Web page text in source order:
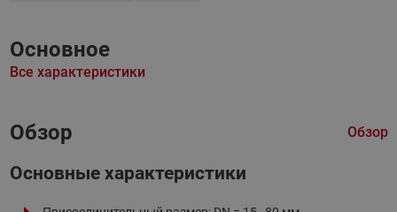
Основное
Все характеристики
Обзор Обзор
Основные характеристики